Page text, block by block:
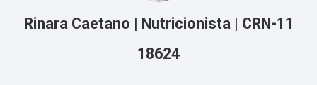
Rinara Caetano | Nutricionista | CRN-11
18624